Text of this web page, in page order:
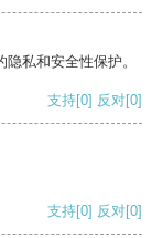
私和安全性保护。
支持[0] 反对[0]
支持[0] 反对[0]